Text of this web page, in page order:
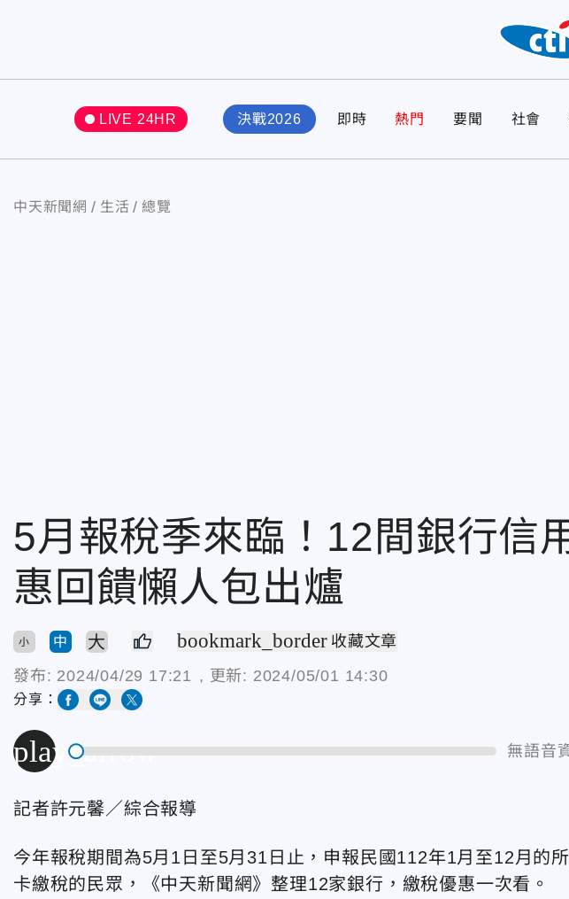
LIVE 24HR 決戰2026 即時 熱門 要聞 社會
中天新聞網 生活 總覽
5月報稅季來臨！12間銀行
惠回饋懶人包出爐
小 中 大 bookmark_border 收藏文章
發布: 2024/04/29 17:21 , 更新: 2024/05/01 14:30
分享：
play_arrow 無語音
記者許元馨／綜合報導
今年報稅期間為5月1日至5月31日止，申報民國112年1月至12月的
卡繳稅的民眾，《中天新聞網》整理12家銀行，繳稅優惠一次看。